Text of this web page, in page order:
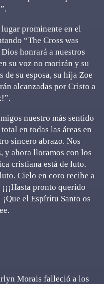
lugar prominente en el
“The Cross was
honrará a nuestros
su voz no morirán y su
su esposa, su hija Zoe
alcanzadas por Cristo a
nuestro más sentido
en todas las áreas en
sincero abrazo. Nos
y ahora lloramos con los
cristiana está de luto.
Cielo en coro recibe a
pronto querido
el Espíritu Santo os
Morais falleció a los